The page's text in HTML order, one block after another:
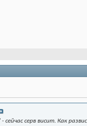
сейчас серв висит. Как